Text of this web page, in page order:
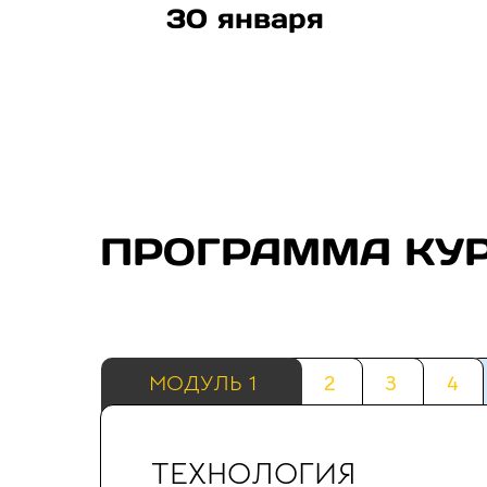
30 января
ПРОГРАММА
2 3 4
МОДУЛЬ 1
ТЕХНОЛОГИЯ